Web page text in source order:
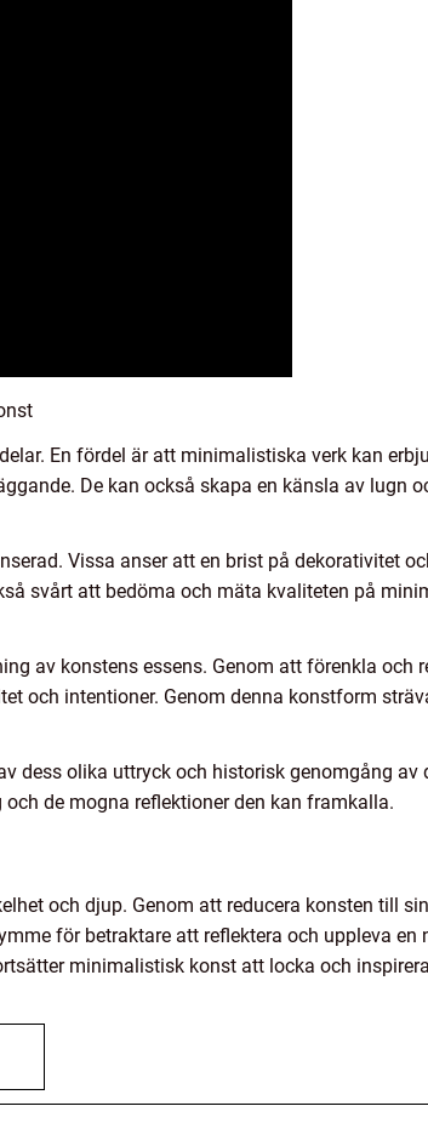
En fördel är att minimalistiska verk kan
De kan också skapa en känsla av lugn
Vissa anser att en brist på dekorativitet
svårt att bedöma och mäta kvaliteten på
av konstens essens. Genom att förenkla och
och intentioner. Genom denna konstform
dess olika uttryck och historisk genomgång av
de mogna reflektioner den kan framkalla.
och djup. Genom att reducera konsten till
för betraktare att reflektera och uppleva en
minimalistisk konst att locka och